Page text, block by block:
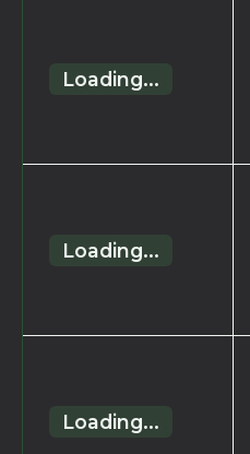
Loading...
Loading...
Loading...